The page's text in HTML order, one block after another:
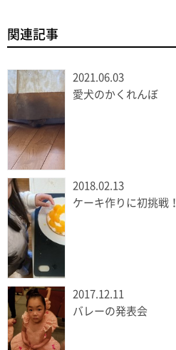
関連記事
2021.06.03
愛犬のかくれんぼ
2018.02.13
ケーキ作りに初挑戦！
2017.12.11
バレーの発表会